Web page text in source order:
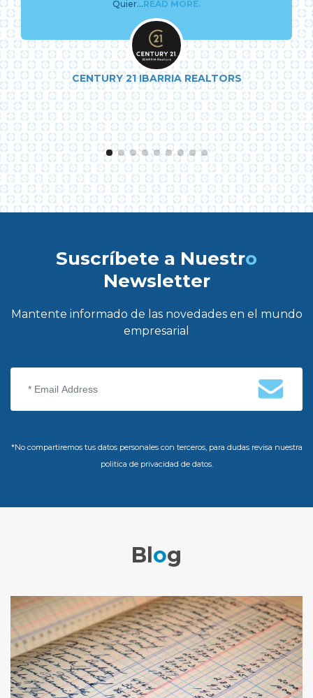
Quier...READ MORE.
CENTURY 21 IBARRIA REALTORS
Suscríbete a Nuestro
Newsletter
Mantente informado de las novedades en el mundo
empresarial
*No compartiremos tus datos personales con terceros, para dudas revisa nuestra
politica de privacidad de datos.
Blog